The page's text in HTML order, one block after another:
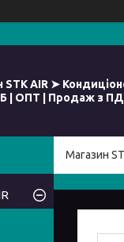
STK AIR ➤
| ОПТ | Продаж з
Магазин